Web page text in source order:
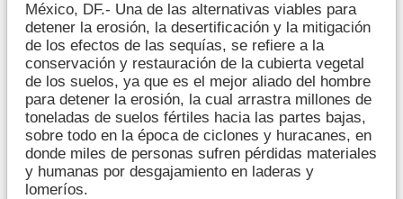
México, DF.- Una de las alternativas viables para
detener la erosión, la desertificación y la mitigación
de los efectos de las sequías, se refiere a la
conservación y restauración de la cubierta vegetal
de los suelos, ya que es el mejor aliado del hombre
para detener la erosión, la cual arrastra millones de
toneladas de suelos fértiles hacia las partes bajas,
sobre todo en la época de ciclones y huracanes, en
donde miles de personas sufren pérdidas materiales
y humanas por desgajamiento en laderas y
lomeríos.